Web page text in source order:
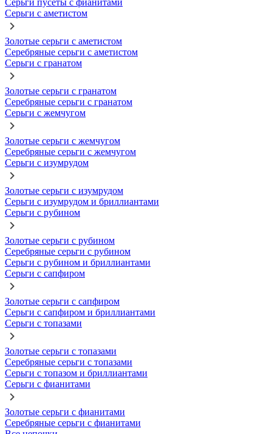
Серьги пусеты с фианитами
Серьги с аметистом
Золотые серьги с аметистом
Серебряные серьги с аметистом
Серьги с гранатом
Золотые серьги с гранатом
Серебряные серьги с гранатом
Серьги с жемчугом
Золотые серьги с жемчугом
Серебряные серьги с жемчугом
Серьги с изумрудом
Золотые серьги с изумрудом
Серьги с изумрудом и бриллиантами
Серьги с рубином
Золотые серьги с рубином
Серебряные серьги с рубином
Серьги с рубином и бриллиантами
Серьги с сапфиром
Золотые серьги с сапфиром
Серьги с сапфиром и бриллиантами
Серьги с топазами
Золотые серьги с топазами
Серебряные серьги с топазами
Серьги с топазом и бриллиантами
Серьги с фианитами
Золотые серьги с фианитами
Серебряные серьги с фианитами